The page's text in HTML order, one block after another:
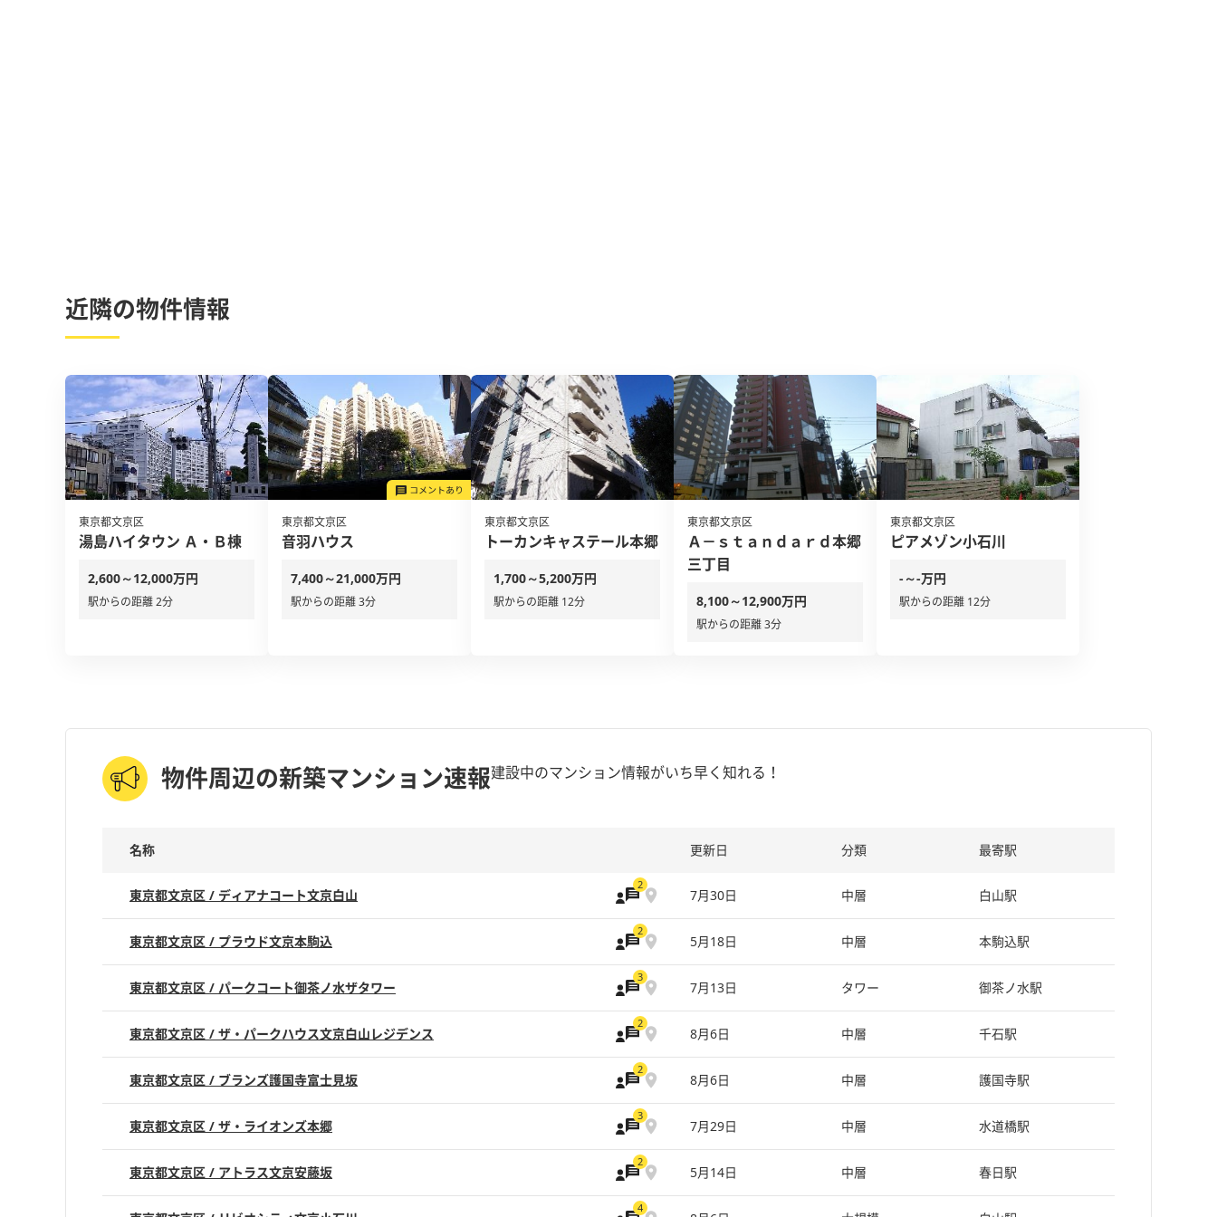
近隣の物件情報
東京都文京区
湯島ハイタウン Ａ・Ｂ棟
2,600～12,000万円
駅からの距離 2分
東京都文京区
音羽ハウス
7,400～21,000万円
駅からの距離 3分
東京都文京区
トーカンキャステール本郷
1,700～5,200万円
駅からの距離 12分
東京都文京区
Ａ－ｓｔａｎｄａｒｄ本郷
三丁目
8,100～12,900万円
駅からの距離 3分
東京都文京区
ピアメゾン小石川
-～-万円
駅からの距離 12分
物件周辺の新築マンション速報建設中のマンション情報がいち早く知れる！
名称 更新日 分類 最寄駅
東京都文京区 / ディアナコート文京白山
2
7月30日 中層 白山駅
東京都文京区 / プラウド文京本駒込
2
5月18日 中層 本駒込駅
東京都文京区 / パークコート御茶ノ水ザタワー
3
7月13日 タワー 御茶ノ水駅
東京都文京区 / ザ・パークハウス文京白山レジデンス
2
8月6日 中層 千石駅
東京都文京区 / ブランズ護国寺富士見坂
2
8月6日 中層 護国寺駅
東京都文京区 / ザ・ライオンズ本郷
3
7月29日 中層 水道橋駅
東京都文京区 / アトラス文京安藤坂
2
5月14日 中層 春日駅
4